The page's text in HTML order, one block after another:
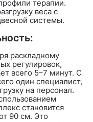
терапии.
веса с
системы.
раскладному
регулировок,
всего 5–7 минут. С
один специалист,
на персонал.
становится
90 см. Это